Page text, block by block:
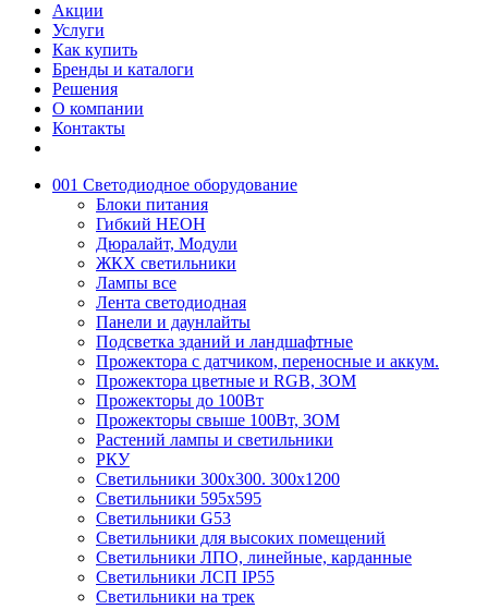
Акции
Услуги
Как купить
Бренды и каталоги
Решения
О компании
Контакты
001 Светодиодное оборудование
Блоки питания
Гибкий НЕОН
Дюралайт, Модули
ЖКХ светильники
Лампы все
Лента светодиодная
Панели и даунлайты
Подсветка зданий и ландшафтные
Прожектора с датчиком, переносные и аккум.
Прожектора цветные и RGB, ЗОМ
Прожекторы до 100Вт
Прожекторы свыше 100Вт, ЗОМ
Растений лампы и светильники
РКУ
Светильники 300х300. 300х1200
Светильники 595х595
Светильники G53
Светильники для высоких помещений
Светильники ЛПО, линейные, карданные
Светильники ЛСП IP55
Светильники на трек